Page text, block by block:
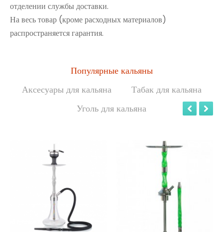
отделении службы доставки.
На весь товар (кроме расходных материалов)
распространяется гарантия.
Популярные кальяны
Аксесуары для кальяна
Табак для кальяна
Уголь для кальяна